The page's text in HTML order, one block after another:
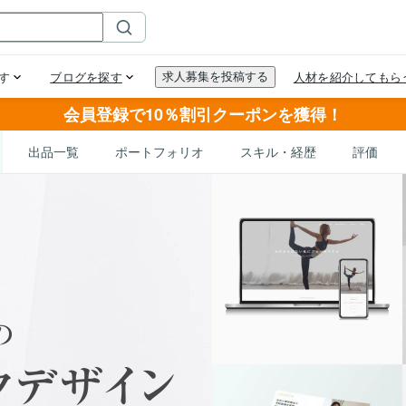
会員登録で10％割引クーポンを獲得！
出品一覧 ポートフォリオ スキル・経歴 評価